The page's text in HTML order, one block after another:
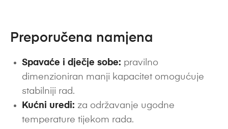
Preporučena namjena
Spavaće i dječje sobe: pravilno
dimenzioniran manji kapacitet omogućuje
stabilniji rad.
Kućni uredi: za održavanje ugodne
temperature tijekom rada.